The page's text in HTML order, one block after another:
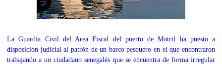
La Guardia Civil del Area Fiscal del puerto de Motril ha puesto a
disposición judicial al patrón de un barco pesquero en el que encontraron
trabajando a un ciudadano senegalés que se encuentra de forma irregular